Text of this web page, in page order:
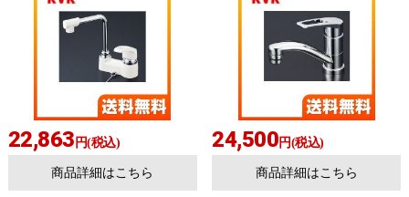
22,863 円(税込)
商品詳細はこちら
24,500円(税込)
商品詳細はこちら